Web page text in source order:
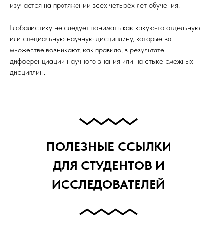
изучается на протяжении всех четырёх лет обучения.
Глобалистику не следует понимать как какую-то отдельную
или специальную научную дисциплину, которые во
множестве возникают, как правило, в результате
дифференциации научного знания или на стыке смежных
дисциплин.
ПОЛЕЗНЫЕ ССЫЛКИ
ДЛЯ СТУДЕНТОВ И
ИССЛЕДОВАТЕЛЕЙ